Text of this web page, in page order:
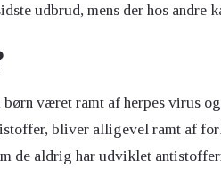
udbrud, mens der hos andre
børn været ramt af herpes virus
bliver alligevel ramt af
de aldrig har udviklet